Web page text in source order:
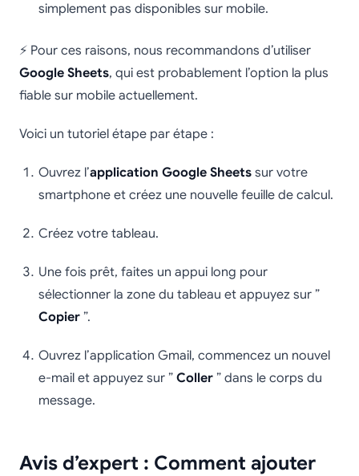
simplement pas disponibles sur mobile.
⚡ Pour ces raisons, nous recommandons d’utiliser
Google Sheets, qui est probablement l’option la plus
fiable sur mobile actuellement.
Voici un tutoriel étape par étape :
Ouvrez l’application Google Sheets sur votre
smartphone et créez une nouvelle feuille de calcul.
Créez votre tableau.
Une fois prêt, faites un appui long pour
sélectionner la zone du tableau et appuyez sur ”
Copier ”.
Ouvrez l’application Gmail, commencez un nouvel
e-mail et appuyez sur ” Coller ” dans le corps du
message.
Avis d’expert : Comment ajouter